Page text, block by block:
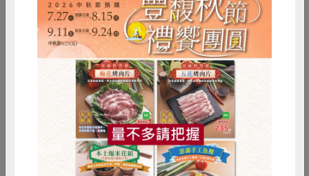
2014-08-01 社內大小事
為什麼要增資？談南倉搬遷購建的必要性和
從南倉、中倉和北倉的各項數據顯示並加以比較，
南倉的使用壓力顯而易見已到達頂點。本社好不容
易開發出來的好食材，存放在如此窘迫的倉儲空間
必須格外小心。此外，還有工作人員在如此狹窄的
RPET 食譜 減硝酸鹽
雞蛋 食安 共同購買